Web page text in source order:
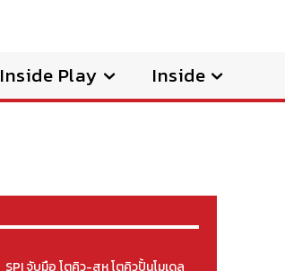
Inside Play Inside
SPI จับมือ โตคิว-สห โตคิวปั้นโมเดล